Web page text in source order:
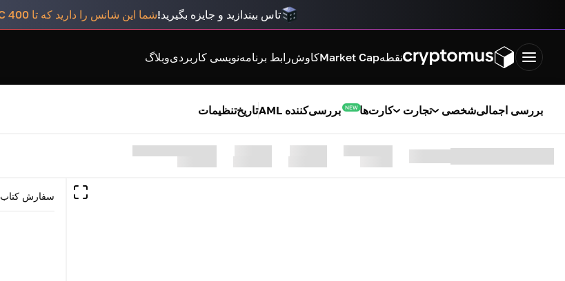
تاس بیندازید و جایزه بگیرید!شما این شانس را دارید که تا 400 USDC برنده شوید
نقطهMarket Capکاوشرابط برنامه‌نویسی کاربردیوبلاگ
بررسی اجمالیشخصی تجارت کارت‌ها NEW بررسی‌کننده AML تاریختنظیمات
سفارش کتاب